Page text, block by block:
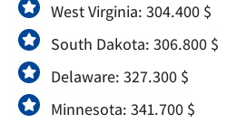
West Virginia: 304.400 $
South Dakota: 306.800 $
Delaware: 327.300 $
Minnesota: 341.700 $